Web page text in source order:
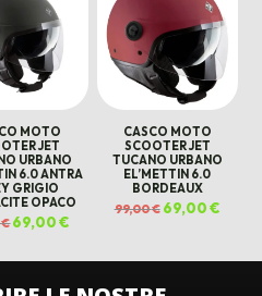
MOTO
JET
URBANO
6.0 ANTRA
GRIGIO
OPACO
€Il
prezzo
99,00 €.
69,00€
69,00 €.
CASCO MOTO
SCOOTER JET
TUCANO URBANO
EL’METTIN 6.0
BORDEAUX
99,00€ Il
prezzo
69,00€Il